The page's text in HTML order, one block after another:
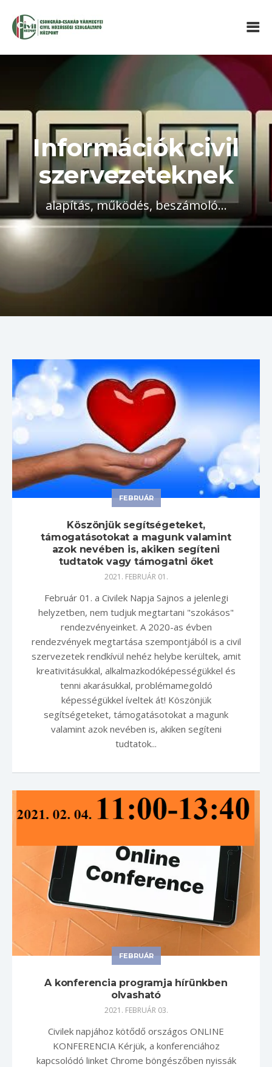
Információk civil
szervezeteknek
alapítás, működés, beszámoló...
FEBRUÁR
Köszönjük segítségeteket,
támogatásotokat a magunk valamint
azok nevében is, akiken segíteni
tudtatok vagy támogatni őket
2021. FEBRUÁR 01.
Február 01. a Civilek Napja Sajnos a jelenlegi
helyzetben, nem tudjuk megtartani "szokásos"
rendezvényeinket. A 2020-as évben
rendezvények megtartása szempontjából is a civil
szervezetek rendkívül nehéz helybe kerültek, amit
kreativitásukkal, alkalmazkodóképességükkel és
tenni akarásukkal, problémamegoldó
képességükkel íveltek át! Köszönjük
segítségeteket, támogatásotokat a magunk
valamint azok nevében is, akiken segíteni
tudtatok...
FEBRUÁR
A konferencia programja hírünkben
olvasható
2021. FEBRUÁR 03.
Civilek napjához kötődő országos ONLINE
KONFERENCIA Kérjük, a konferenciához
kapcsolódó linket Chrome böngészőben nyissák